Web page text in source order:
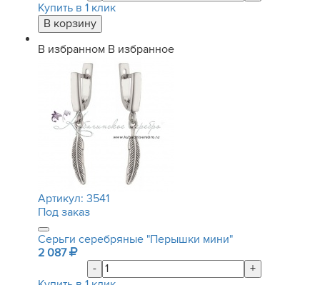
Купить в 1 клик
В избранном В избранное
Артикул: 3541
Под заказ
Серьги серебряные "Перышки мини"
2 087
-
+